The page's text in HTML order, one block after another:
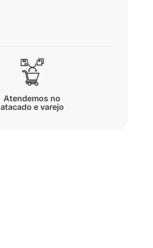
Atendemos no
atacado e varejo